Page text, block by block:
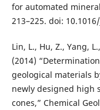
for automated
213–225. doi:
Lin, L., Hu, Z., Yang,
(2014)
geological materials
newly designed high
cones,” Chemical